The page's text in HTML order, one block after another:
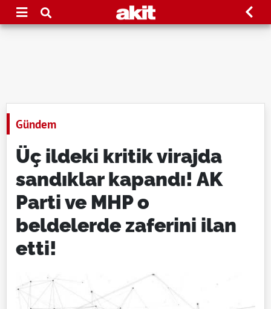
Gündem
Üç ildeki kritik virajda
sandıklar kapandı! AK
Parti ve MHP o
beldelerde zaferini ilan
etti!